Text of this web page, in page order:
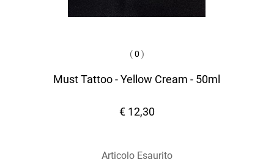
(0 )
Must Tattoo - Yellow Cream - 50ml
€ 12,30
Articolo Esaurito